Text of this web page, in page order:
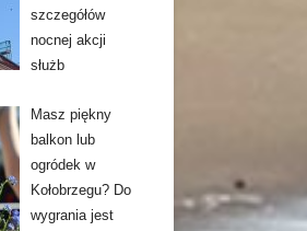
szczegółów
nocnej akcji
służb
Masz piękny
balkon lub
ogródek w
Kołobrzegu? Do
wygrania jest